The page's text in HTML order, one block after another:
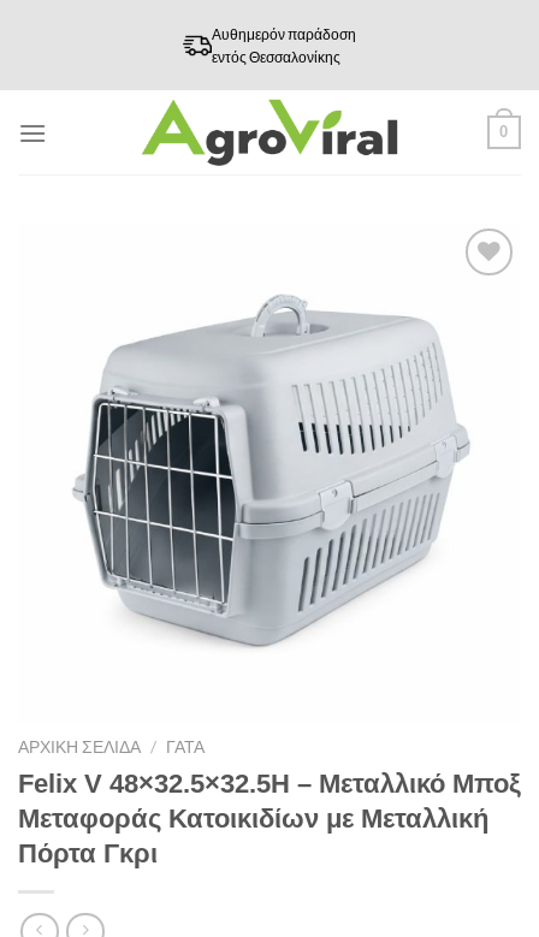
Αυθημερόν παράδοση
εντός Θεσσαλονίκης
0
ΑΡΧΙΚΉ ΣΕΛΊΔΑ / ΓΑΤΑ
Felix V 48×32.5×32.5H – Μεταλλικό Μποξ
Μεταφοράς Κατοικιδίων με Μεταλλική
Πόρτα Γκρι